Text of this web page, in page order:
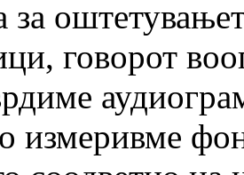
за
говорот
измеривме